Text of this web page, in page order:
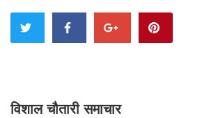
विशाल चौतारी समाचार